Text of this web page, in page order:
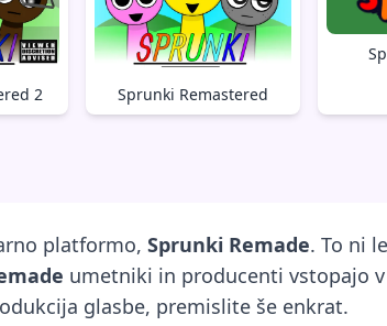
2 Sprunki Remastered
platformo, Sprunki Remade. To ni
umetniki in producenti vstopajo
glasbe, premislite še enkrat.